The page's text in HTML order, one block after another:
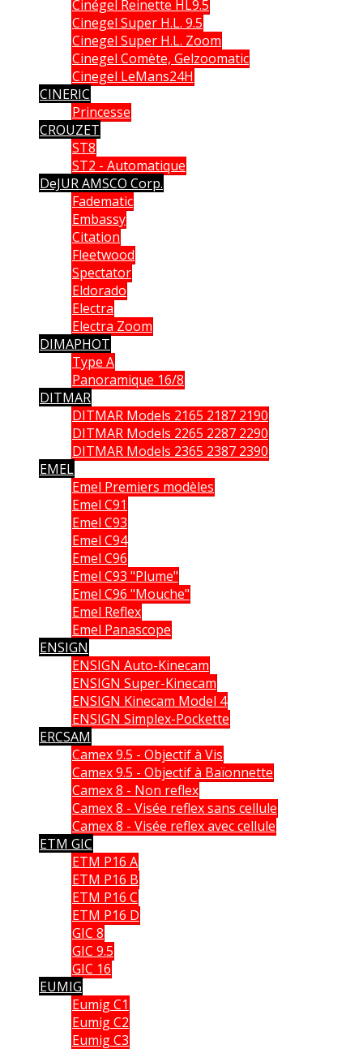
Cinégel Reinette HL9.5
Cinegel Super H.L. 9.5
Cinegel Super H.L. Zoom
Cinegel Comète, Gelzoomatic
Cinegel LeMans24H
CINERIC
Princesse
CROUZET
ST8
ST2 - Automatique
DeJUR AMSCO Corp.
Fadematic
Embassy
Citation
Fleetwood
Spectator
Eldorado
Electra
Electra Zoom
DIMAPHOT
Type A
Panoramique 16/8
DITMAR
DITMAR Models 2165 2187 2190
DITMAR Models 2265 2287 2290
DITMAR Models 2365 2387 2390
EMEL
Emel Premiers modèles
Emel C91
Emel C93
Emel C94
Emel C96
Emel C93 "Plume"
Emel C96 "Mouche"
Emel Reflex
Emel Panascope
ENSIGN
ENSIGN Auto-Kinecam
ENSIGN Super-Kinecam
ENSIGN Kinecam Model 4
ENSIGN Simplex-Pockette
ERCSAM
Camex 9.5 - Objectif à Vis
Camex 9.5 - Objectif à Baïonnette
Camex 8 - Non reflex
Camex 8 - Visée reflex sans cellule
Camex 8 - Visée reflex avec cellule
ETM GIC
ETM P16 A
ETM P16 B
ETM P16 C
ETM P16 D
GIC 8
GIC 9.5
GIC 16
EUMIG
Eumig C1
Eumig C2
Eumig C3